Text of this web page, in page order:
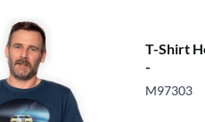
T-Shirt
-
M97303